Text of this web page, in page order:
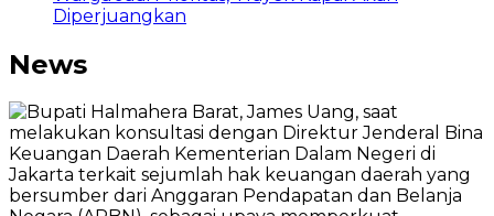
Diperjuangkan
News